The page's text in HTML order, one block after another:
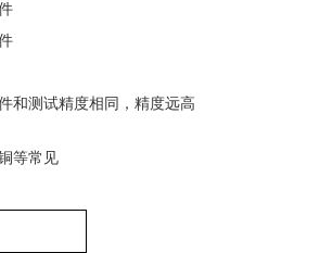
和测试精度相同，精度远高
等常见